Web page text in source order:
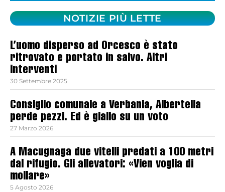
NOTIZIE PIÙ LETTE
L’uomo disperso ad Orcesco è stato
ritrovato e portato in salvo. Altri
interventi
30 Settembre 2025
Consiglio comunale a Verbania, Albertella
perde pezzi. Ed è giallo su un voto
27 Marzo 2026
A Macugnaga due vitelli predati a 100 metri
dal rifugio. Gli allevatori: «Vien voglia di
mollare»
5 Agosto 2026